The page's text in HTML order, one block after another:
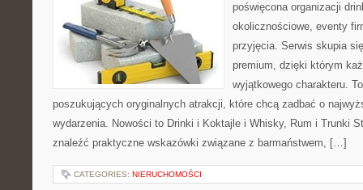
poświęcona organizacji
okolicznościowe, eventy
przyjęcia. Serwis skupia
premium, dzięki którym
wyjątkowego charakteru.
poszukujących oryginalnych atrakcji, które chcą zadbać o
wydarzenia. Nowości to Drinki i Koktajle i Whisky, Rum i Trunki
znaleźć praktyczne wskazówki związane z barmaństwem, […]
CATEGORIES: NIERUCHOMOŚCI